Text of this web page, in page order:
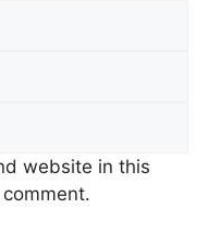
website in this